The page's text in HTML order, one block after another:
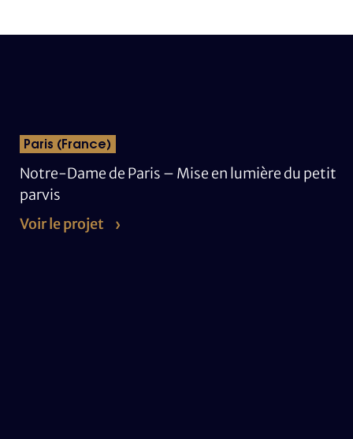
Paris (France)
Notre-Dame de Paris – Mise en lumière du petit
parvis
Voir le projet